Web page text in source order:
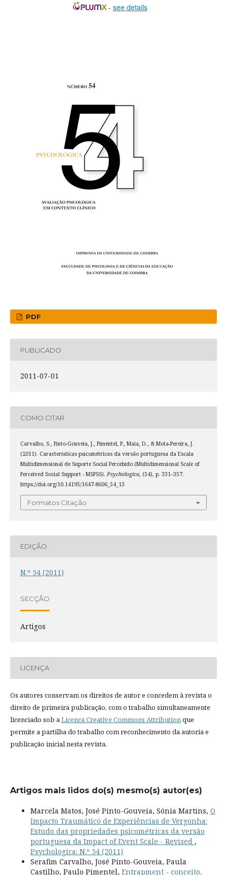
- see details
PDF
PUBLICADO
2011-07-01
COMO CITAR
Carvalho, S., Pinto-Gouveia, J., Pimentel, P., Maia, D., & Mota-Pereira, J.
(2011). Características psicométricas da versão portuguesa da Escala
Multidimensional de Suporte Social Percebido (Multidimensional Scale of
Perceived Social Support - MSPSS). Psychologica, (54), p. 331–357.
https://doi.org/10.14195/1647-8606_54_13
Formatos Citação
EDIÇÃO
N.º 54 (2011)
SECÇÃO
Artigos
LICENÇA
Os autores conservam os direitos de autor e concedem à revista o
direito de primeira publicação, com o trabalho simultaneamente
licenciado sob aLicença Creative Commons Attributionque
permite a partilha do trabalho com reconhecimento da autoria e
publicação inicial nesta revista.
Artigos mais lidos do(s) mesmo(s) autor(es)
Marcela Matos, José Pinto-Gouveia, Sónia Martins, O
Impacto Traumático de Experiências de Vergonha:
Estudo das propriedades psicométricas da versão
portuguesa da Impact of Event Scale - Revised ,
Psychologica: N.º 54 (2011)
Serafim Carvalho, José Pinto-Gouveia, Paula
Castilho, Paulo Pimentel, Entrapment - conceito,